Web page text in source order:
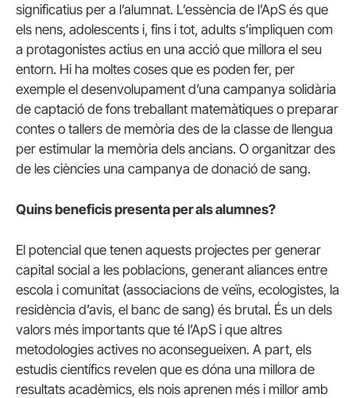
significatius per a l’alumnat. L’essència de l’ApS és que
els nens, adolescents i, fins i tot, adults s’impliquen com
a protagonistes actius en una acció que millora el seu
entorn. Hi ha moltes coses que es poden fer, per
exemple el desenvolupament d’una campanya solidària
de captació de fons treballant matemàtiques o preparar
contes o tallers de memòria des de la classe de llengua
per estimular la memòria dels ancians. O organitzar des
de les ciències una campanya de donació de sang.
Quins beneficis presenta per als alumnes?
El potencial que tenen aquests projectes per generar
capital social a les poblacions, generant aliances entre
escola i comunitat (associacions de veïns, ecologistes, la
residència d’avis, el banc de sang) és brutal. És un dels
valors més importants que té l’ApS i que altres
metodologies actives no aconsegueixen. A part, els
estudis científics revelen que es dóna una millora de
resultats acadèmics, els nois aprenen més i millor amb